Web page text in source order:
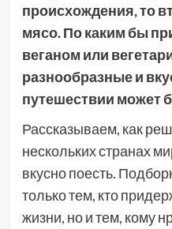
происхождения, то
мясо. По каким бы
веганом или
разнообразные и
путешествии может
Рассказываем, как
нескольких странах
вкусно поесть.
только тем, кто
жизни, но и тем, кому